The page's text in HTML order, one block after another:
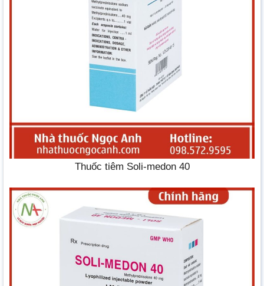
Thuốc tiêm Soli-medon 40